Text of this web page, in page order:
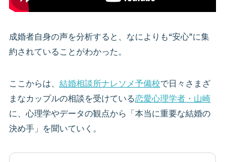
成婚者自身の声を分析すると、なによりも“安心”に集
約されていることがわかった。
ここからは、 結婚相談所ナレソメ予備校で日々さまざ
まなカップルの相談を受けている恋愛心理学者・山崎
に、心理学やデータの観点から「本当に重要な結婚の
決め手」を聞いていく。